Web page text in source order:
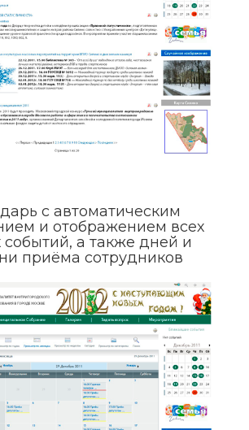
с автоматическим
и отображением всех
а также дней и
приёма сотрудников